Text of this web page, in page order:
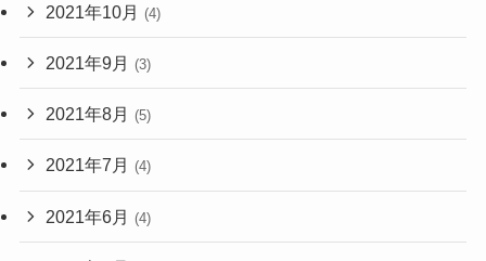
2021年10月 (4)
2021年9月 (3)
2021年8月 (5)
2021年7月 (4)
2021年6月 (4)